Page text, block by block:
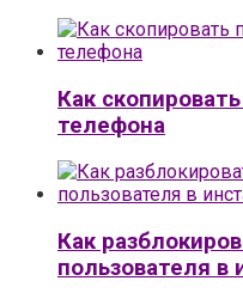
Как
телефона
Как
пользователя в